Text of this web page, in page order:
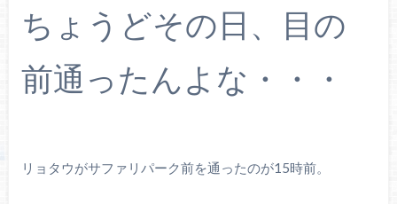
ちょうどその日、目の
前通ったんよな・・・
リョタウがサファリパーク前を通ったのが15時前。